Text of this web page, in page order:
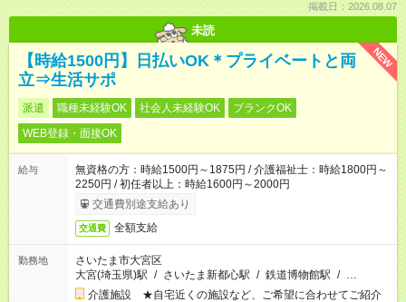
掲載日：2026.08.07
未読
NEW
【時給1500円】日払いOK＊プライベートと両
立⇒生活サポ
派遣 職種未経験OK 社会人未経験OK
ブランクOK
WEB登録・面接OK
給与
無資格の方：時給1500円～1875円 / 介護福祉士：時給1800円～
2250円 / 初任者以上：時給1600円～2000円
交通費別途支給あり
交通費 全額支給
勤務地
さいたま市大宮区
大宮(埼玉県)駅 / さいたま新都心駅 / 鉄道博物館駅 / …
介護施設 ★自宅近くの施設など、ご希望に合わせてご紹介